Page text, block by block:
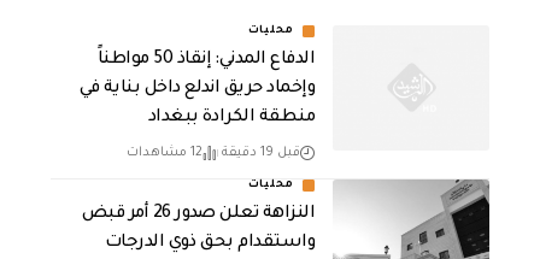
محليات
الدفاع المدني: إنقاذ 50 مواطناً
وإخماد حريق اندلع داخل بناية في
منطقة الكرادة ببغداد
قبل 19 دقيقة 12 مشاهدات
محليات
النزاهة تعلن صدور 26 أمر قبض
واستقدام بحق ذوي الدرجات